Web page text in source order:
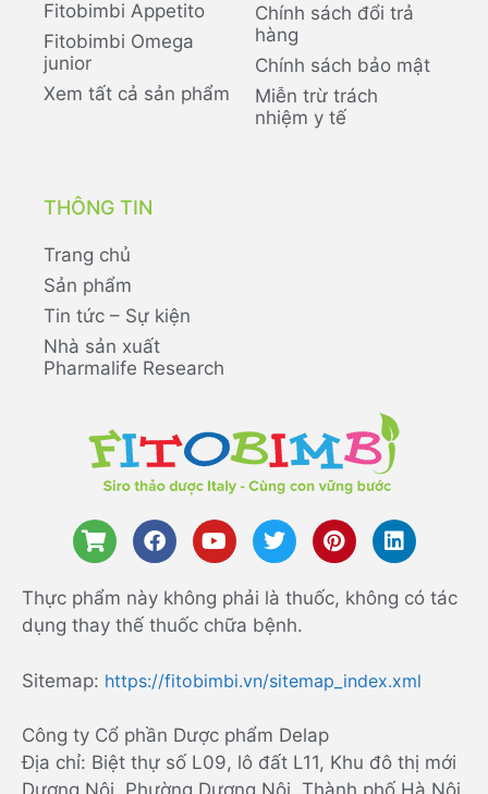
Fitobimbi Appetito
Fitobimbi Omega
junior
Xem tất cả sản phẩm
Chính sách đổi trả
hàng
Chính sách bảo mật
Miễn trừ trách
nhiệm y tế
THÔNG TIN
Trang chủ
Sản phẩm
Tin tức – Sự kiện
Nhà sản xuất
Pharmalife Research
Thực phẩm này không phải là thuốc, không có tác
dụng thay thế thuốc chữa bệnh.
Sitemap: https://fitobimbi.vn/sitemap_index.xml
Công ty Cổ phần Dược phẩm Delap
Địa chỉ: Biệt thự số L09, lô đất L11, Khu đô thị mới